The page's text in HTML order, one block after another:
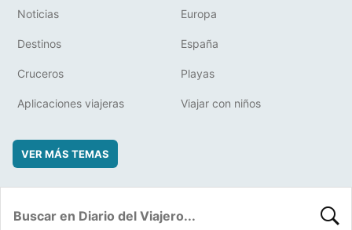
Noticias Europa
Destinos España
Cruceros Playas
Aplicaciones viajeras Viajar con niños
VER MÁS TEMAS